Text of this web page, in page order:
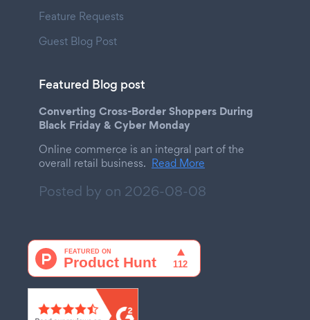
Feature Requests
Guest Blog Post
Featured Blog post
Converting Cross-Border Shoppers During
Black Friday & Cyber Monday
Online commerce is an integral part of the
overall retail business. Read More
Posted by on 2026-08-08